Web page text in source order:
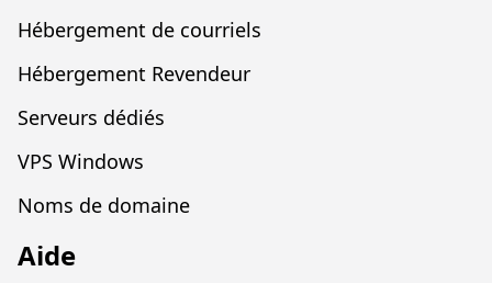
Hébergement de courriels
Hébergement Revendeur
Serveurs dédiés
VPS Windows
Noms de domaine
Aide